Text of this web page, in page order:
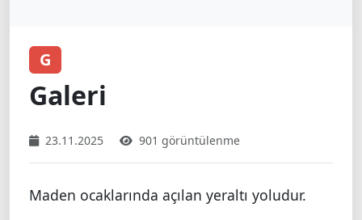
G
Galeri
23.11.2025 901 görüntülenme
Maden ocaklarında açılan yeraltı yoludur.